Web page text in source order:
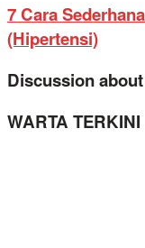
7 Cara
(Hipertensi)
Discussion
WARTA TERKINI